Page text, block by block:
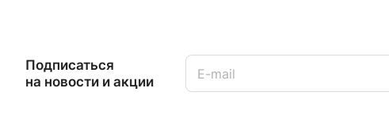
Подписаться
на новости и акции